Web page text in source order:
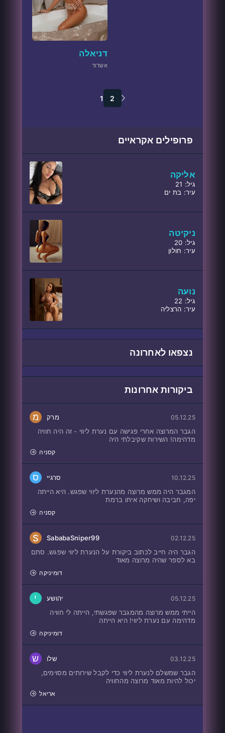
דניאלה
אשדוד
1 2
פרופילים אקראיים
אליקה
גיל: 21
עיר: בת ים
ניקיטה
גיל: 20
עיר: חולון
נועה
גיל: 22
עיר: הרצליה
נצפאו לאחרונה
ביקורות אחרונות
מ מרק 05.12.25
הגבר המרוצה אחרי פגישה עם נערת ליווי - זה היה חוויה
מדהימה! השירות שקיבלתי היה
קסניה
ס סרגיי 10.12.25
המגבר היה ממש מרוצה מהנערת ליווי שפגש. היא הייתה
יפה, חביבה ושיחקה איתו ברמת
קסניה
S SababaSniper99 02.12.25
הגבר היה חייב לכתוב ביקורת על הנערת ליווי שפגש. סתם
בא לספר שהיה מרוצה מאוד
דומיניקה
י יהושע 05.12.25
הייתי ממש מרוצה מהמגבר שפגשתי, הייתה לי חוויה
מדהימה עם נערת ליווי! היא הייתה
דומיניקה
ש שלו 03.12.25
הגבר שמשלם לנערת ליווי כדי לקבל שירותים מסוימים,
יכול להיות מאוד מרוצה מהחוויה
אריאל